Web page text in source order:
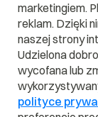
marketingiem.
reklam. Dzięki
naszej strony
Udzielona
wycofana lub
polityce